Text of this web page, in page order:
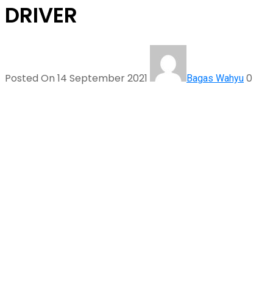
DRIVER
Posted On 14 September 2021 Bagas Wahyu 0